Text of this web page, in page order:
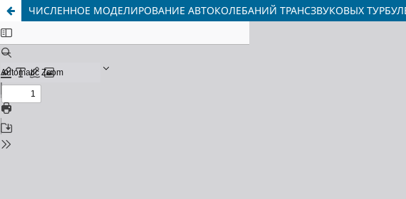
ЧИСЛЕННОЕ МОДЕЛИРОВАНИЕ АВТОКОЛЕБАНИЙ ТРАНСЗВУКОВЫХ